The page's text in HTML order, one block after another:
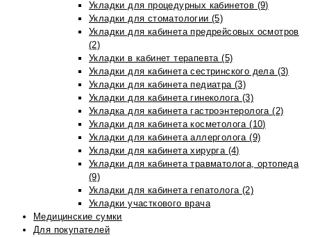
Укладки для процедурных кабинетов (9)
Укладки для стоматологии (5)
Укладки для кабинета предрейсовых осмотров
(2)
Укладки в кабинет терапевта (5)
Укладки для кабинета сестринского дела (3)
Укладки для кабинета педиатра (3)
Укладки для кабинета гинеколога (3)
Укладка для кабинета гастроэнтеролога (2)
Укладки для кабинета косметолога (10)
Укладки для кабинета аллерголога (9)
Укладки для кабинета хирурга (4)
Укладки для кабинета травматолога, ортопеда
(9)
Укладки для кабинета гепатолога (2)
Укладки участкового врача
Медицинские сумки
Для покупателей